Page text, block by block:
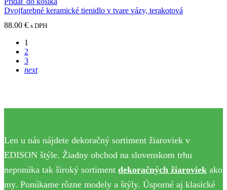
Dvojfarebné keramické tienidlo v tvare vázy, terakotová
88.00 € s DPH
1
2
3
next
Len u nás nájdete dekoračný sortiment žiaroviek v
EDISON štýle. Žiadny obchod na slovenskom trhu
neponúka tak široký sortiment dekoračných žiaroviek ako
my. Ponúkame rôzne modely a štýly. Úsporné aj klasické